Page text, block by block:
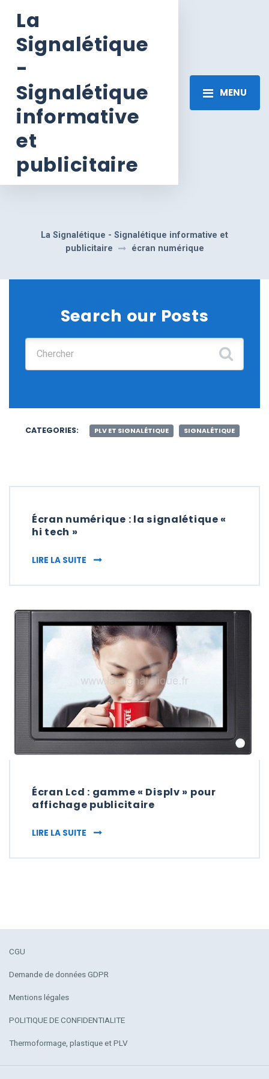
La
Signalétique
-
Signalétique
informative
et
publicitaire
MENU
La Signalétique - Signalétique informative et
publicitaire
écran numérique
Search our Posts
CATEGORIES: PLV ET SIGNALÉTIQUE SIGNALÉTIQUE
Écran numérique : la signalétique «
hi tech »
LIRE LA SUITE ÉCRAN NUMÉRIQUE : LA SIGNALÉTIQUE « HI
Écran Lcd : gamme « Displv » pour
affichage publicitaire
LIRE LA SUITE ÉCRAN LCD : GAMME « DISPLV » POUR
CGU
Demande de données GDPR
Mentions légales
POLITIQUE DE CONFIDENTIALITE
Thermoformage, plastique et PLV